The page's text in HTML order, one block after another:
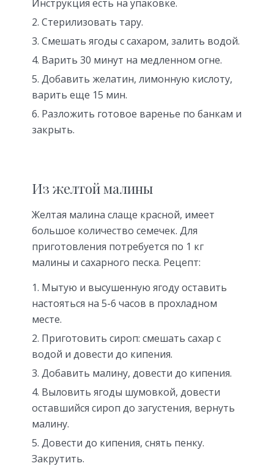
Инструкция есть на упаковке.
Стерилизовать тару.
Смешать ягоды с сахаром, залить водой.
Варить 30 минут на медленном огне.
Добавить желатин, лимонную кислоту,
варить еще 15 мин.
Разложить готовое варенье по банкам и
закрыть.
Из желтой малины
Желтая малина слаще красной, имеет
большое количество семечек. Для
приготовления потребуется по 1 кг
малины и сахарного песка. Рецепт:
Мытую и высушенную ягоду оставить
настояться на 5-6 часов в прохладном
месте.
Приготовить сироп: смешать сахар с
водой и довести до кипения.
Добавить малину, довести до кипения.
Выловить ягоды шумовкой, довести
оставшийся сироп до загустения, вернуть
малину.
Довести до кипения, снять пенку.
Закрутить.